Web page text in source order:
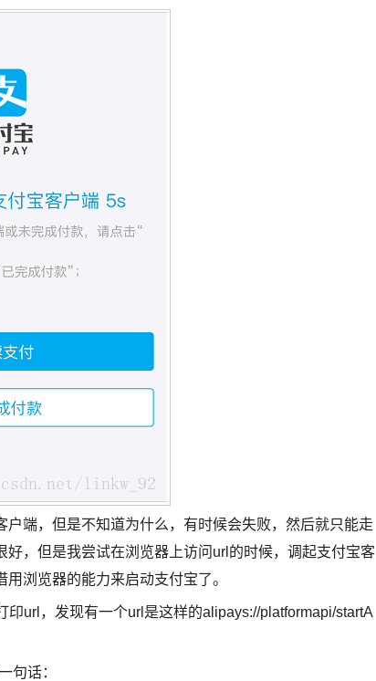
端，但是不知道为什么，有时候会失败，然后就只能走
，但是我尝试在浏览器上访问url的时候，调起支付宝客
浏览器的能力来启动支付宝了。
url，发现有一个url是这样的alipays://platformapi/startA
句话：